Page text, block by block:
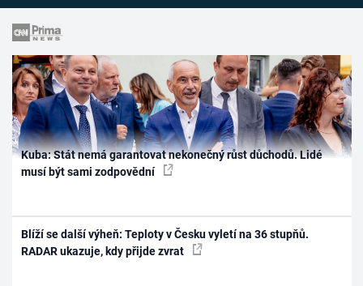
Kuba: Stát nemá garantovat nekonečný růst důchodů. Lidé
musí být sami zodpovědní
Blíží se další výheň: Teploty v Česku vyletí na 36 stupňů.
RADAR ukazuje, kdy přijde zvrat